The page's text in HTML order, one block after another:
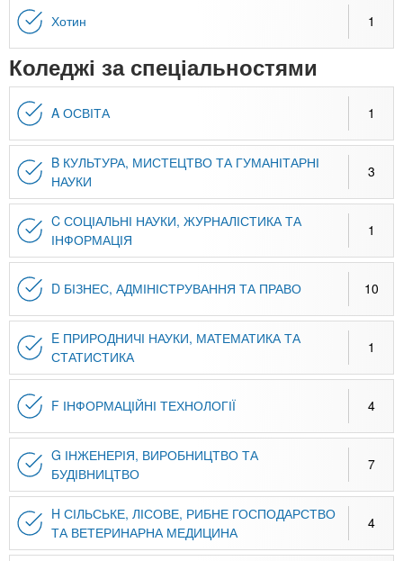
Хотин 1
Коледжі за спеціальностями
A ОСВІТА 1
B КУЛЬТУРА, МИСТЕЦТВО ТА ГУМАНІТАРНІ
НАУКИ
3
C СОЦІАЛЬНІ НАУКИ, ЖУРНАЛІСТИКА ТА
ІНФОРМАЦІЯ
1
D БІЗНЕС, АДМІНІСТРУВАННЯ ТА ПРАВО 10
E ПРИРОДНИЧІ НАУКИ, МАТЕМАТИКА ТА
СТАТИСТИКА
1
F ІНФОРМАЦІЙНІ ТЕХНОЛОГІЇ 4
G ІНЖЕНЕРІЯ, ВИРОБНИЦТВО ТА
БУДІВНИЦТВО
7
H СІЛЬСЬКЕ, ЛІСОВЕ, РИБНЕ ГОСПОДАРСТВО
ТА ВЕТЕРИНАРНА МЕДИЦИНА
4